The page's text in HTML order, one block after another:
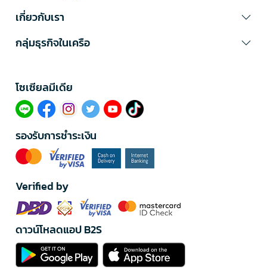
เกี่ยวกับเรา
กลุ่มธุรกิจในเครือ
โซเซียลมีเดีย​
รองรับการชำระเงิน
Verified by
ดาวน์โหลดแอป B2S